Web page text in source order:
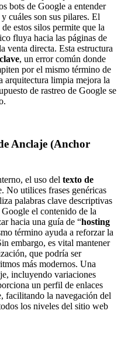
bots de Google a entender
cuáles son sus pilares. El
estos silos permite que la
fluya hacia las páginas de
venta directa. Esta estructura
, un error común donde
por el mismo término de
arquitectura limpia mejora la
de rastreo de Google se
Anclaje (Anchor
el uso del texto de
No utilices frases genéricas
palabras clave descriptivas
el contenido de la
hacia una guía de “hosting
término ayuda a reforzar la
embargo, es vital mantener
que podría ser
más modernos. Una
incluyendo variaciones
un perfil de enlaces
facilitando la navegación del
los niveles del sitio web